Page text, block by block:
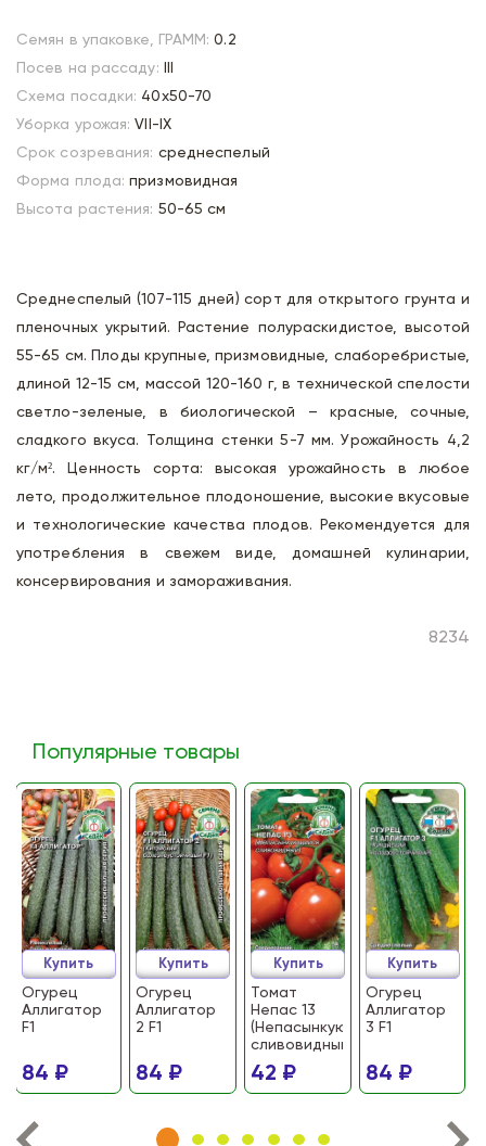
Семян в упаковке, ГРАММ: 0.2
Посев на рассаду:
Схема посадки: 40х50-70
Уборка урожая: VII-IX
Срок созревания: среднеспелый
Форма плода: призмовидная
Высота растения: 50-65 см
Среднеспелый (107-115 дней) сорт для открытого грунта и
пленочных укрытий. Растение полураскидистое, высотой
55-65 см. Плоды крупные, призмовидные, слаборебристые,
длиной 12-15 см, массой 120-160 г, в технической спелости
светло-зеленые, в биологической – красные, сочные,
сладкого вкуса. Толщина стенки 5-7 мм. Урожайность 4,2
кг/м². Ценность сорта: высокая урожайность в любое
лето, продолжительное плодоношение, высокие вкусовые
и технологические качества плодов. Рекомендуется для
употребления в свежем виде, домашней кулинарии,
консервирования и замораживания.
8234
Популярные товары
Огурец
Аллигатор
F1
84 ₽
Купить
Огурец
Аллигатор
2 F1
84 ₽
Купить
Томат
Непас 13
(Непасынкующийся
сливовидный)
42 ₽
Купить
Огурец
Аллигатор
3 F1
84 ₽
Купить